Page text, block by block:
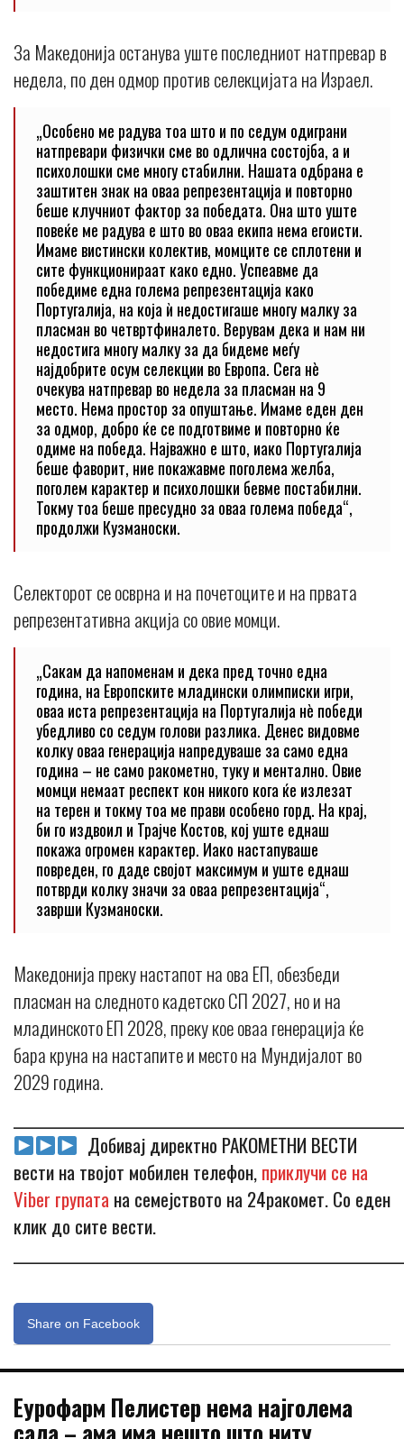
За Македонија останува уште последниот натпревар в
недела, по ден одмор против селекцијата на Израел.
„Особено ме радува тоа што и по седум одиграни
натпревари физички сме во одлична состојба, а и
психолошки сме многу стабилни. Нашата одбрана е
заштитен знак на оваа репрезентација и повторно
беше клучниот фактор за победата. Она што уште
повеќе ме радува е што во оваа екипа нема егоисти.
Имаме вистински колектив, момците се сплотени и
сите функционираат како едно. Успеавме да
победиме една голема репрезентација како
Португалија, на која ѝ недостигаше многу малку за
пласман во четвртфиналето. Верувам дека и нам ни
недостига многу малку за да бидеме меѓу
најдобрите осум селекции во Европа. Сега нè
очекува натпревар во недела за пласман на 9
место. Нема простор за опуштање. Имаме еден ден
за одмор, добро ќе се подготвиме и повторно ќе
одиме на победа. Најважно е што, иако Португалија
беше фаворит, ние покажавме поголема желба,
поголем карактер и психолошки бевме постабилни.
Токму тоа беше пресудно за оваа голема победа“,
продолжи Кузманоски.
Селекторот се осврна и на почетоците и на првата
репрезентативна акција со овие момци.
„Сакам да напоменам и дека пред точно една
година, на Европските младински олимписки игри,
оваа иста репрезентација на Португалија нè победи
убедливо со седум голови разлика. Денес видовме
колку оваа генерација напредуваше за само една
година – не само ракометно, туку и ментално. Овие
момци немаат респект кон никого кога ќе излезат
на терен и токму тоа ме прави особено горд. На крај,
би го издвоил и Трајче Костов, кој уште еднаш
покажа огромен карактер. Иако настапуваше
повреден, го даде својот максимум и уште еднаш
потврди колку значи за оваа репрезентација“,
заврши Кузманоски.
Македонија преку настапот на ова ЕП, обезбеди
пласман на следното кадетско СП 2027, но и на
младинското ЕП 2028, преку кое оваа генерација ќе
бара круна на настапите и место на Мундијалот во
2029 година.
Добивај директно РАКОМЕТНИ ВЕСТИ
вести на твојот мобилен телефон,приклучи се на
Viber групата на семејството на 24ракомет. Со еден
клик до сите вести.
Share on Facebook
Еурофарм Пелистер нема најголема
сала – ама има нешто што ниту